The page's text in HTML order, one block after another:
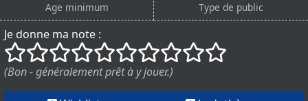
Age minimum Type de public
Je donne ma note :
()
() () () () () () () ()
()
(Bon - généralement prêt à y jouer.)